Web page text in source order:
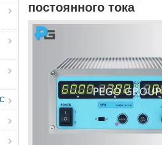
постоянного тока